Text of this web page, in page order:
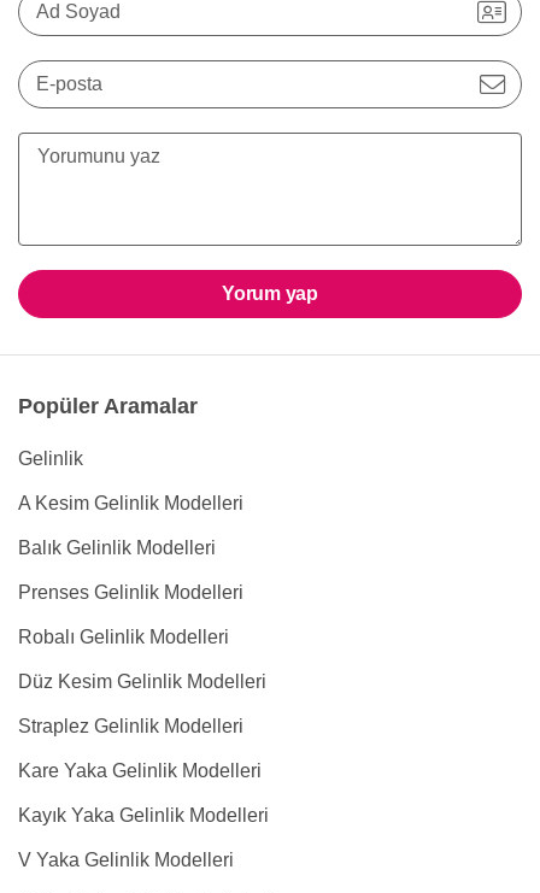
Ad Soyad
E-posta
Yorum yap
Popüler Aramalar
Gelinlik
A Kesim Gelinlik Modelleri
Balık Gelinlik Modelleri
Prenses Gelinlik Modelleri
Robalı Gelinlik Modelleri
Düz Kesim Gelinlik Modelleri
Straplez Gelinlik Modelleri
Kare Yaka Gelinlik Modelleri
Kayık Yaka Gelinlik Modelleri
V Yaka Gelinlik Modelleri